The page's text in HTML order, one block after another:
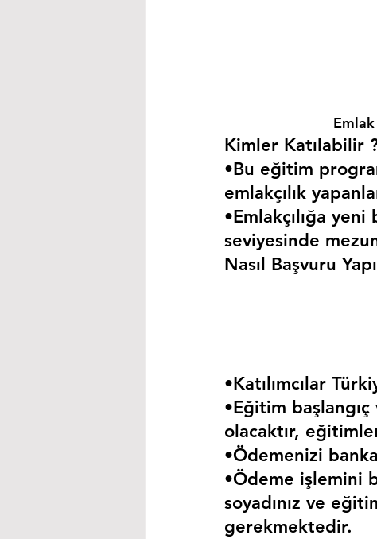
Emlak
Kimler Katılabilir
•Bu eğitim
emlakçılık
•Emlakçılığa
seviyesinde
Nasıl Başvuru
•Katılımcılar
•Eğitim
olacaktır,
•Ödemenizi
•Ödeme işlemini
soyadınız ve
gerekmektedir.